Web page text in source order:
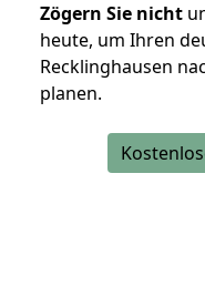
Zögern Sie nicht
heute, um Ihren
Recklinghausen
planen.